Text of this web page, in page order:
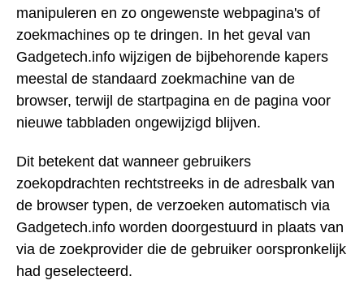
manipuleren en zo ongewenste webpagina's of
zoekmachines op te dringen. In het geval van
Gadgetech.info wijzigen de bijbehorende kapers
meestal de standaard zoekmachine van de
browser, terwijl de startpagina en de pagina voor
nieuwe tabbladen ongewijzigd blijven.
Dit betekent dat wanneer gebruikers
zoekopdrachten rechtstreeks in de adresbalk van
de browser typen, de verzoeken automatisch via
Gadgetech.info worden doorgestuurd in plaats van
via de zoekprovider die de gebruiker oorspronkelijk
had geselecteerd.